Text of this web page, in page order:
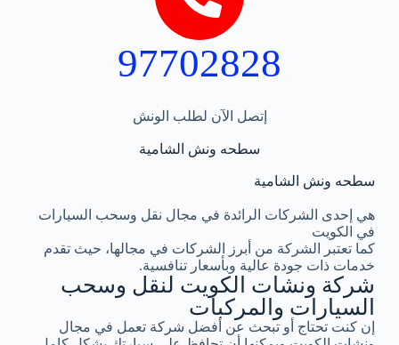
97702828
إتصل الآن لطلب الونش
سطحه ونش الشامية
سطحه ونش الشامية
هي إحدى الشركات الرائدة في مجال نقل وسحب السيارات
في الكويت
كما تعتبر الشركة من أبرز الشركات في مجالها، حيث تقدم
خدمات ذات جودة عالية وبأسعار تنافسية.
شركة ونشات الكويت لنقل وسحب
السيارات والمركبات
إن كنت تحتاج أو تبحث عن أفضل شركة تعمل في مجال